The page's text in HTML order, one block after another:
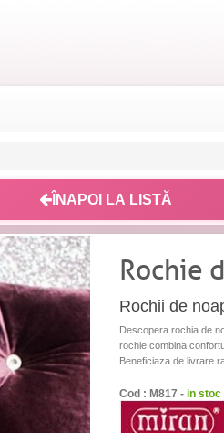
ÎNAPOI LA LISTĂ
Rochie
Rochii de
Descopera rochia de
rochie combina
Beneficiaza de livrare
Cod : M817 - in stoc